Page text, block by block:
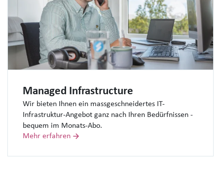
Managed Infrastructure
Wir bieten Ihnen ein massgeschneidertes IT-
Infrastruktur-Angebot ganz nach Ihren Bedürfnissen -
bequem im Monats-Abo.
Mehr erfahren